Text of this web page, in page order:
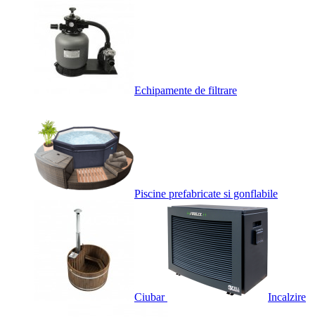
Echipamente de filtrare
Piscine prefabricate si gonflabile
Ciubar Incalzire